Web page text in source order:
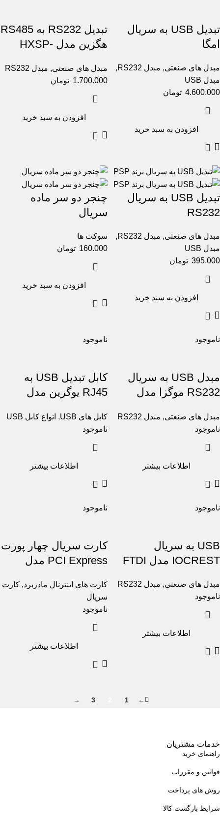
تبدیل USB به سریال
امگا
مبدل های صنعتی, مبدل RS232
,
مبدل USB
4.600.000 تومان
افزودن به سبد خرید
تبدیل RS232 به RS485
هگزین مدل HXSP-
مبدل های صنعتی, مبدل RS232
1.700.000 تومان
افزودن به سبد خرید
تبدیل USB به سریال
RS232
مبدل های صنعتی, مبدل RS232
,
مبدل USB
395.000 تومان
افزودن به سبد خرید
چنجر دو سر ماده
سریال
سوکت ها
160.000 تومان
افزودن به سبد خرید
ناموجود
مبدل USB به سریال
RS232 موگزا مدل
مبدل های صنعتی, مبدل RS232
ناموجود
اطلاعات بیشتر
ناموجود
کابل تبدیل USB به
RJ45 یوگرین مدل
کابل های USB , انواع کابل USB
ناموجود
اطلاعات بیشتر
ناموجود
USB به سریال
IOCREST مدل FTDI
مبدل های صنعتی, مبدل RS232
ناموجود
اطلاعات بیشتر
ناموجود
کارت سریال چهار پورت
PCI Express مدل
کارت های اینترنال مادربرد, کارت
سریال
ناموجود
اطلاعات بیشتر
←
1
3
→
خدمات مشتریان
راهنمای خرید
قوانین و مقررات
روش های پرداخت
شرایط بازگشت کالا